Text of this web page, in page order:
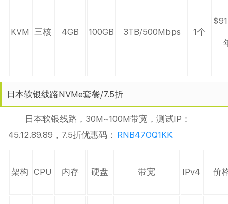
KVM 三核 4GB 100GB 3TB/500Mbps 1个
日本软银线路NVMe套餐/7.5折
日本软银线路，30M~100M带宽，测试IP：
45.12.89.89，7.5折优惠码： RNB47OQ1KK
架构 CPU 内存 硬盘 带宽 IPv4 价